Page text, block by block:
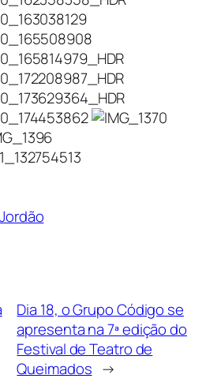
Dia 18, o Grupo Código se
apresenta na 7ª edição do
Festival de Teatro de
Queimados →